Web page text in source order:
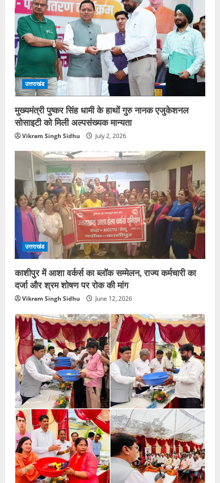
उत्तराखंड
मुख्यमंत्री पुष्कर सिंह धामी के हाथों गुरु नानक एजुकेशनल
सोसाइटी को मिली अल्पसंख्यक मान्यता
Vikram Singh Sidhu July 2, 2026
उत्तराखंड
काशीपुर में आशा वर्कर्स का ब्लॉक सम्मेलन, राज्य कर्मचारी का
दर्जा और श्रम शोषण पर रोक की मांग
Vikram Singh Sidhu June 12, 2026